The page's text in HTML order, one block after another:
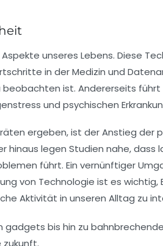
unseres Lebens. Diese
in derMedizin und
beobachten ist. Andererseits
und psychischen
ergeben, ist der Anstieg der
hinaus legen Studien nahe,
führt. Ein vernünftiger
von Technologie ist es wichtig,
Aktivität in unseren Alltag zu